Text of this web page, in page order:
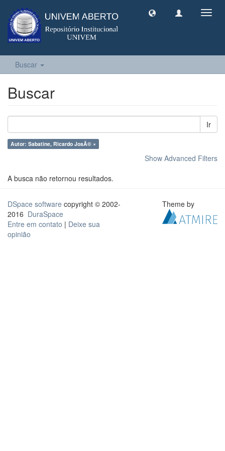
Buscar
Buscar
Ir
Autor: Sabatine, Ricardo JosÃ© ×
Show Advanced Filters
A busca não retornou resultados.
DSpace software copyright © 2002-
2016 DuraSpace
Entre em contato | Deixe sua
opinião
Theme by